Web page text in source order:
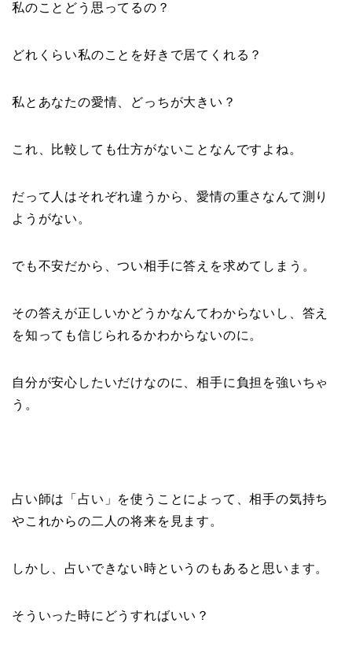
私のことどう思ってるの？
どれくらい私のことを好きで居てくれる？
私とあなたの愛情、どっちが大きい？
これ、比較しても仕方がないことなんですよね。
だって人はそれぞれ違うから、愛情の重さなんて測り
ようがない。
でも不安だから、つい相手に答えを求めてしまう。
その答えが正しいかどうかなんてわからないし、答え
を知っても信じられるかわからないのに。
自分が安心したいだけなのに、相手に負担を強いちゃ
う。
占い師は「占い」を使うことによって、相手の気持ち
やこれからの二人の将来を見ます。
しかし、占いできない時というのもあると思います。
そういった時にどうすればいい？